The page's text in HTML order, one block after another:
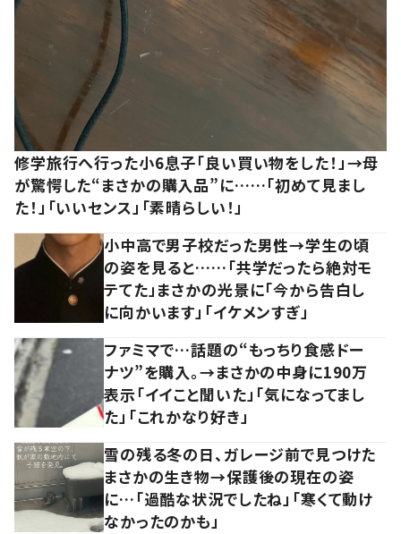
修学旅行へ行った小6息子「良い買い物をした！」→母
が驚愕した“まさかの購入品”に……「初めて見まし
た！」「いいセンス」「素晴らしい！」
小中高で男子校だった男性→学生の頃
の姿を見ると……「共学だったら絶対モ
テてた」まさかの光景に「今から告白し
に向かいます」「イケメンすぎ」
ファミマで…話題の“もっちり食感ドー
ナツ”を購入。→まさかの中身に190万
表示「イイこと聞いた」「気になってまし
た」「これかなり好き」
雪の残る冬の日、ガレージ前で見つけた
まさかの生き物→保護後の現在の姿
に…「過酷な状況でしたね」「寒くて動け
なかったのかも」